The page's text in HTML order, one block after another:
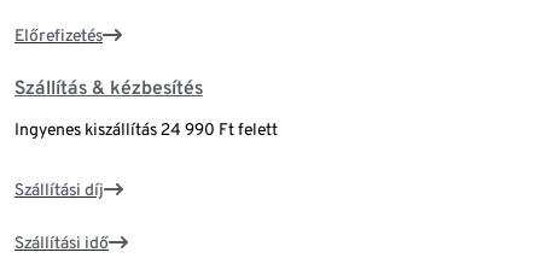
Előrefizetés
Szállítás & kézbesítés
Ingyenes kiszállítás 24 990 Ft felett
Szállítási díj
Szállítási idő